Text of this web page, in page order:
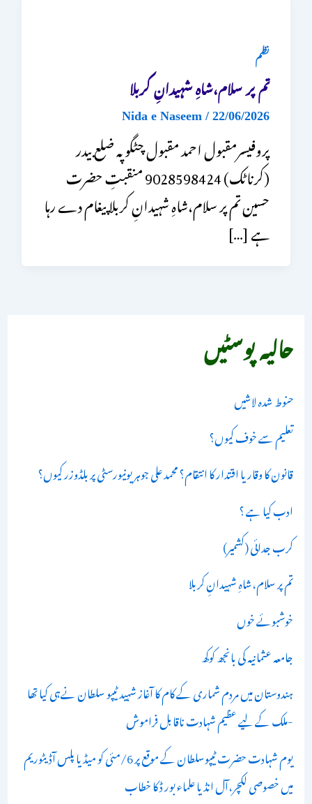
نظم
تم پر سلام،شاہِ شہیدانِ کربلا
Nida e Naseem/22/06/2026
پروفیسرمقبول احمد مقبول چٹگوپہ ضلع بیدر
(کرناٹک) 9028598424 منقبتِ حضرت
حسین تم پر سلام،شاہِ شہیدانِ کربلا پیغام دے رہا
ہے […]
حالیہ پوسٹیں
حنوط شدہ لاشیں
تعلیم سے خوف کیوں؟
قانون کا وقار یا اقتدار کا انتقام؟ محمد علی جوہر یونیورسٹی پر بلڈوزر کیوں؟
ادب کیا ہے ؟
کرب جدائی (کشمیر)
تم پر سلام،شاہِ شہیدانِ کربلا
خوشبوئے خوں
جامعہ عثمانیہ کی بانجھ کوکھ
ہندوستان میں مردم شماری کے کام کا آغاز شہید ٹیپو سلطان نےہی کیا تھا
-ملک کے لیے عظیم شہادت ناقابل فراموش
یوم شہادت حضرت ٹیپوسلطان کے موقع پر 6/مئی کو میڈیا پلس آڈیٹوریم
میں خصوصی لکچر،آل انڈیا علماء بور ڈ کا خطاب